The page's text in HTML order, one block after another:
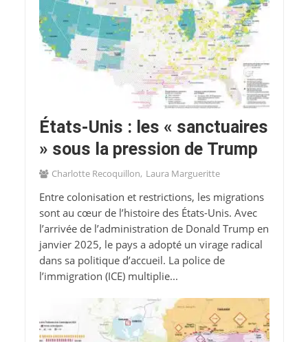
États-Unis : les « sanctuaires
» sous la pression de Trump
Charlotte Recoquillon Laura Margueritte
Entre colonisation et restrictions, les migrations
sont au cœur de l’histoire des États-Unis. Avec
l’arrivée de l’administration de Donald Trump en
janvier 2025, le pays a adopté un virage radical
dans sa politique d’accueil. La police de
l’immigration (ICE) multiplie...